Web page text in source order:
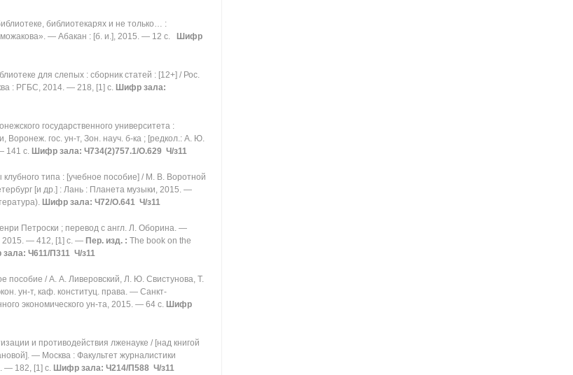
библиотекарях и не только… :
— Абакан : [б. и.], 2015. — 12 с.
Шифр
для слепых : сборник статей : [12+] / Рос.
: РГБС, 2014. — 218, [1] с. Шифр зала:
государственного университета :
Воронеж. гос. ун-т, Зон. науч. б-ка ; [редкол.: А. Ю.
141 с. Шифр зала: Ч734(2)757.1/О.629 Ч/з11
клубного типа : [учебное пособие] / М. В. Воротной
[и др.] : Лань : Планета музыки, 2015. —
Шифр зала: Ч72/О.641 Ч/з11
Петроски ; перевод с англ. Л. Оборина. —
2015. — 412, [1] с. — Пер. изд. : The book on the
Ч611/П311 Ч/з11
пособие / А. А. Ливеровский, Л. Ю. Свистунова, Т.
ун-т, каф. конституц. права. — Санкт-
экономического ун-та, 2015. — 64 с. Шифр
и противодействия лженауке / [над книгой
— Москва : Факультет журналистики
— 182, [1] с. Шифр зала: Ч214/П588 Ч/з11